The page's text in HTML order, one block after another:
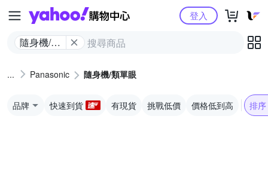
Yahoo購物中心
隨身機/類
登入
Panasonic 隨身機/類單眼
品牌 快速到貨 有現貨 挑戰低價 價格低到高 排序